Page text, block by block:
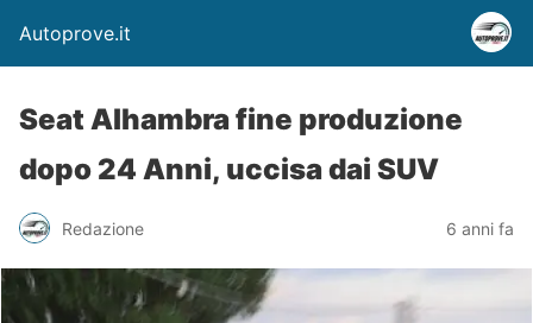
Autoprove.it
Seat Alhambra fine produzione
dopo 24 Anni, uccisa dai SUV
Redazione 6 anni fa